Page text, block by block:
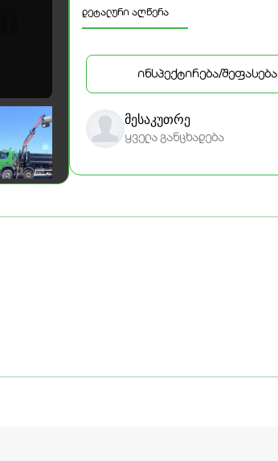
დეტალური აღწერა
ინსპექტირება/შეფასება
მესაკუთრე
ყველა განცხადება